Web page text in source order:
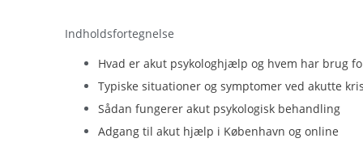
Indholdsfortegnelse
Hvad er akut psykologhjælp og hvem har brug
Typiske situationer og symptomer ved akutte
Sådan fungerer akut psykologisk behandling
Adgang til akut hjælp i København og online